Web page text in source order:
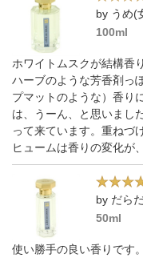
by うめ(
100ml
ホワイトムスクが結構香
ハーブのような芳香剤っ
プマットのような）香り
は、うーん、と思いまし
って来ています。重ねづ
ヒュームは香りの変化が
by だら
50ml
使い勝手の良い香りです